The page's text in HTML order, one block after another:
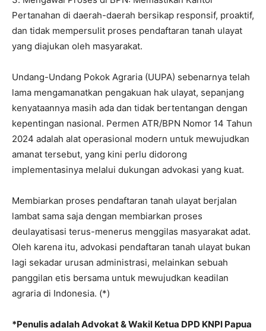
Pertanahan di daerah-daerah bersikap responsif, proaktif,
dan tidak mempersulit proses pendaftaran tanah ulayat
yang diajukan oleh masyarakat.
Undang-Undang Pokok Agraria (UUPA) sebenarnya telah
lama mengamanatkan pengakuan hak ulayat, sepanjang
kenyataannya masih ada dan tidak bertentangan dengan
kepentingan nasional. Permen ATR/BPN Nomor 14 Tahun
2024 adalah alat operasional modern untuk mewujudkan
amanat tersebut, yang kini perlu didorong
implementasinya melalui dukungan advokasi yang kuat.
Membiarkan proses pendaftaran tanah ulayat berjalan
lambat sama saja dengan membiarkan proses
deulayatisasi terus-menerus menggilas masyarakat adat.
Oleh karena itu, advokasi pendaftaran tanah ulayat bukan
lagi sekadar urusan administrasi, melainkan sebuah
panggilan etis bersama untuk mewujudkan keadilan
agraria di Indonesia. (*)
*Penulis adalah Advokat & Wakil Ketua DPD KNPI Papua